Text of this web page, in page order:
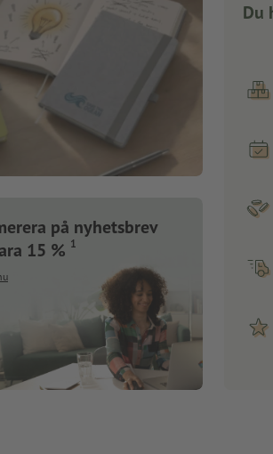
på nyhetsbrev
15 % 1
Du